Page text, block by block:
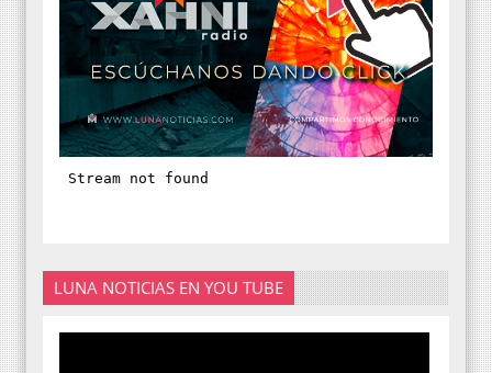
LUNA NOTICIAS EN YOU TUBE